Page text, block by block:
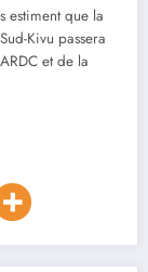
estiment que la
Kivu passera
et de la